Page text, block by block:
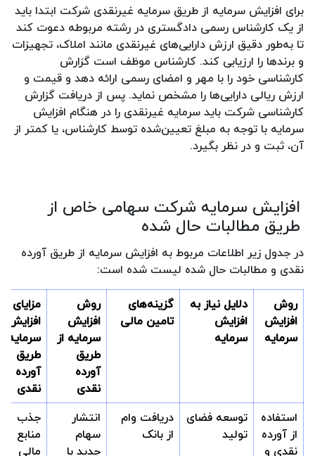
برای افزایش سرمایه از طریق سرمایه غیرنقدی شرکت ابتدا باید
از یک کارشناس رسمی دادگستری در رشته مربوطه دعوت کند
تا به‌طور دقیق ارزش دارایی‌های غیرنقدی مانند املاک، تجهیزات
و برندها را ارزیابی کند. کارشناس موظف است گزارش
کارشناسی خود را با مهر و امضای رسمی ارائه دهد و قیمت و
ارزش ریالی دارایی‌ها را مشخص نماید. پس از دریافت گزارش
کارشناسی شرکت باید سرمایه غیرنقدی را در هنگام افزایش
سرمایه با توجه به مبلغ تعیین‌شده توسط کارشناس، یا کمتر از
آن، ثبت و در نظر بگیرد.
افزایش سرمایه شرکت سهامی خاص از
طریق مطالبات حال شده
در جدول زیر اطلاعات مربوط به افزایش سرمایه از طریق آورده
نقدی و مطالبات حال شده لیست شده است:
روش
افزایش
سرمایه
دلایل نیاز به
افزایش
سرمایه
گزینه‌های
تامین مالی
روش
افزایش
سرمایه از
طریق
آورده
نقدی
مزایای
افزایش
سرمایه
طریق
آورده
نقدی
استفاده
از آورده
نقدی و
توسعه فضای
تولید
دریافت وام
از بانک
انتشار
سهام
جدید با
جذب
منابع
مالی